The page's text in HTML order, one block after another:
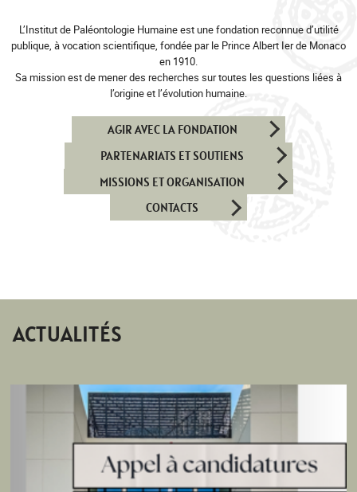
L’Institut de Paléontologie Humaine est une fondation reconnue d’utilité
publique, à vocation scientifique, fondée par le Prince Albert Ier de Monaco
en 1910.
Sa mission est de mener des recherches sur toutes les questions liées à
l’origine et l’évolution humaine.
AGIR AVEC LA FONDATION
PARTENARIATS ET SOUTIENS
MISSIONS ET ORGANISATION
CONTACTS
ACTUALITÉS